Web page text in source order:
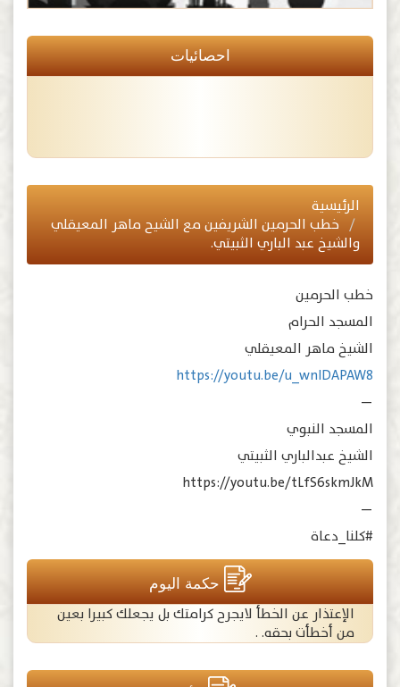
احصائيات
الرئيسية
خطب الحرمين الشريفين مع الشيح ماهر المعيقلي
والشيخ عبد الباري الثبيتي.
خطب الحرمين
المسجد الحرام
الشيخ ماهر المعيقلي
https://youtu.be/u_wnlDAPAW8
—
المسجد النبوي
الشيخ عبدالباري الثبيتي
https://youtu.be/tLfS6skmJkM
—
#كلنا_دعاة
حكمة اليوم
الإعتذار عن الخطأ لايجرح كرامتك بل يجعلك كبيرا بعين
من أخطأت بحقه. .